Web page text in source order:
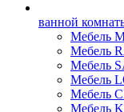
ванной
Мебель
Мебель
Мебель
Мебель
Мебель
Мебель